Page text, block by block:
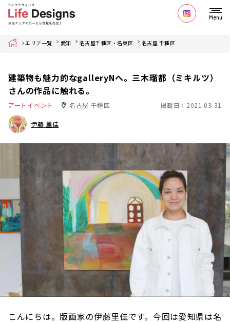
Menu
Home エリア一覧 愛知 名古屋千種区・名東区 名古屋 千種区
建築物も魅力的なgalleryNへ。三木瑠都（ミキルツ）
さんの作品に触れる。
アートイベント 名古屋 千種区 掲載日：2021.03.31
伊藤 里佳
こんにちは。版画家の伊藤里佳です。今回は愛知県は名